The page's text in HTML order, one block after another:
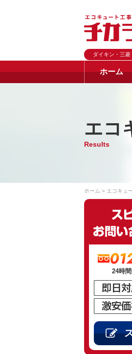
ダイキン・三
ホーム
エコ
Results
ホーム エコキュ
24時